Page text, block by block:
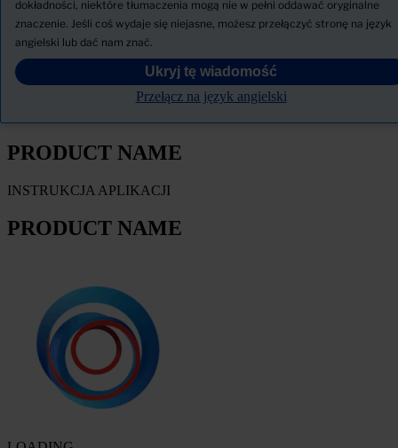
dokładności, niektóre tłumaczenia mogą nie w pełni oddawać oryginalne
znaczenie. Jeśli coś wydaje się niejasne, możesz przełączyć stronę na język
angielski lub dać nam znać.
Ukryj tę wiadomość
Przełącz na język angielski
Pobierz Kartę charakterystyki
PRODUCT NAME
FILTRY
PRODUCT NAME
INSTRUKCJA APLIKACJI
PRODUCT NAME